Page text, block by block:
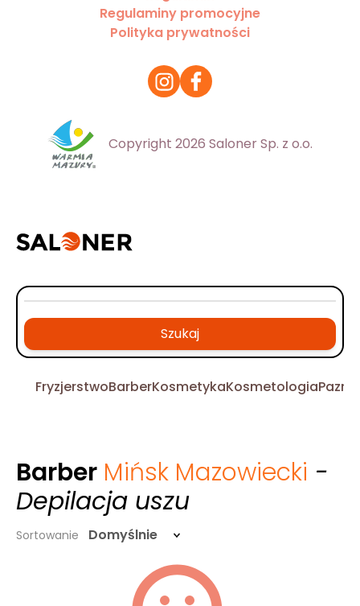
Regulaminy promocyjne
Polityka prywatności
Copyright 2026 Saloner Sp. z o.o.
Szukaj
FryzjerstwoBarberKosmetykaKosmetologia
Barber Mińsk Mazowiecki -
Depilacja uszu
Sortowanie Domyślnie